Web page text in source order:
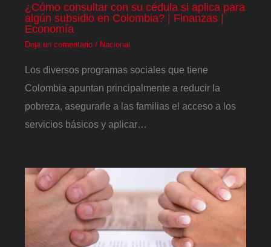
¿Cómo consultar con su cédula si aplica para
algún subsidio en Colombia? | Finanzas |
Economía
Deja un comentario / Nacional
Los diversos programas sociales que tiene
Colombia apuntan principalmente a reducir la
pobreza, asegurarle a las familias el acceso a los
servicios básicos y aplicar…